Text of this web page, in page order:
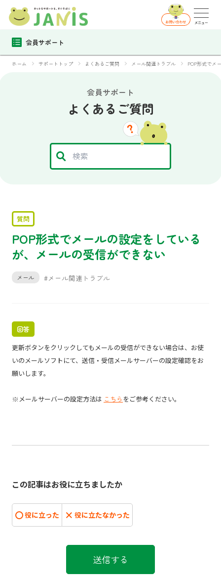
会員サポート
ホーム サポートトップ よくあるご質問 メール関連トラブル POP形式でメ
会員サポート
よくあるご質問
質問
POP形式でメールの設定をしている
が、メールの受信ができない
メール #メール関連トラブル
回答
更新ボタンをクリックしてもメールの受信ができない場合は、お使
いのメールソフトにて、送信・受信メールサーバーの設定確認をお
願いします。
※メールサーバーの設定方法は こちら をご参考ください。
この記事はお役に立ちましたか
役に立った 役に立たなかった